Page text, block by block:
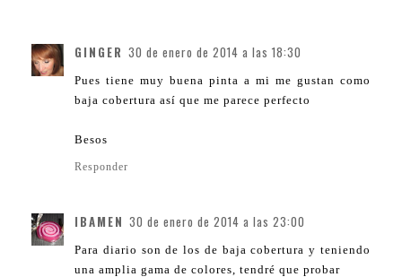
GINGER 30 de enero de 2014 a las 18:30
Pues tiene muy buena pinta a mi me gustan como
baja cobertura así que me parece perfecto
Besos
Responder
IBAMEN 30 de enero de 2014 a las 23:00
Para diario son de los de baja cobertura y teniendo
una amplia gama de colores, tendré que probar